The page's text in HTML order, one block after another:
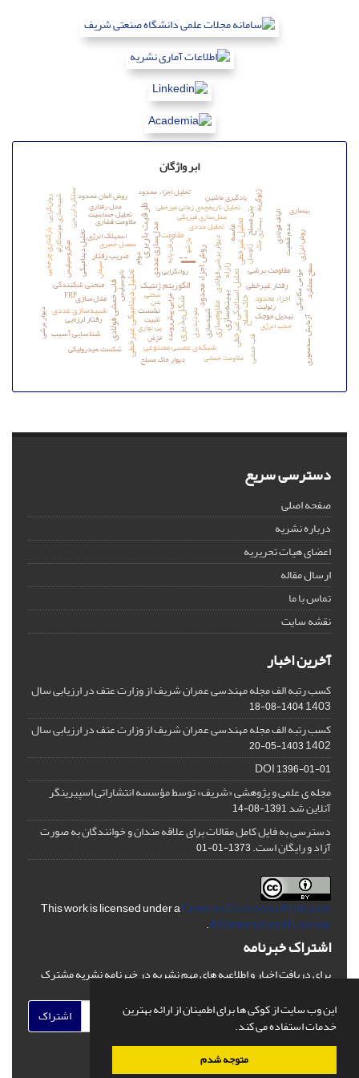
این وب سایت از کوکی ها برای اطمینان از ارائه بهترین
خدمات استفاده می کند.
متوجه شدم
ابر واژگان
- ظرفیت باربری
شکل‌پذیری بهینه‌سازی تحلیل دینامیکی غیرخطی
ماسه مدل‌سازی عددی
مقاوم‌سازی
-- تحلیل غیرخطی
روش اجزاء محدودالگوریتم ژنتیک تحلیل استاتیکی غیرخطی قاب خمشی فولادی
زلزله
مقاومت برشی
منحنی شکنندگی
خاک مسلح نشست
شبکه‌ی عصبی مصنوعی
تبدیل موجک
ضریب رفتار دیوار برشی فولادی
بتن مسلح
شبیه‌سازی عددی
مدل‌سازی
رفتار غیرخطی
اجزاء محدود
رفتار لرزه‌یی
مقاومت تحلیل دینامیکی
شناسایی آسیب
بتن
مقاومت فشاری تحلیل عددی
خرابی پیش‌رونده
نانوسیلیس
تحلیل تاریخچه‌ی زمانی غیرخطی
روانگرایی
نفوذپذیری دیوار برشی
میکروسیلیس
بهسازی خاک
خواص مکانیکی سیمان
الیاف فولادی استهلاک انرژی
سختی
شبیه‌سازی
عملکرد لرزه‌یی ژئوگرید
تثبیت
ژئوسل
زئولیت
مفصل خمیری
تحلیل حساسیت
شکست هیدرولیکی
پی نواری
عدم قطعیت
مدل‌سازی فیزیکی
یادگیری ماشین
مدل رفتاری شبیه‌سازی مونت‌کارلو روش المان محدود
بارگذاری چرخه‌یی
دیوار خاک مسلح
روش انرژی بازشو
آزمایش سه‌محوری جذب انرژی
تحلیل اجزاء محدود
بهسازی
قاب خمشی
دوام
روان‌گرایی
سطح عملکرد
خزش
مقاومت خمشی
F‌R‌P
برش پایه
دسترسی سریع
صفحه اصلی
درباره نشریه
اعضای هیات تحریریه
ارسال مقاله
تماس با ما
نقشه سایت
آخرین اخبار
کسب رتبه الف مجله مهندسی عمران شریف از وزارت عتف در ارزیابی سال
1403
1404-08-18
کسب رتبه الف مجله مهندسی عمران شریف از وزارت عتف در ارزیابی سال
1402
1403-05-20
DOI1396-01-01
مجله ی علمی و پژوهشی «شریف» توسط مؤسسه انتشاراتی اسپیرینگر
آنلاین شد1391-08-14
دسترسی به فایل کامل مقالات برای علاقه مندان و خوانندگان به صورت
آزاد و رایگان است.1373-01-01
This work is licensed under aCreative Commons Attribution
4.0 International License
.
اشتراک خبرنامه
برای دریافت اخبار و اطلاعیه های مهم نشریه در خبرنامه نشریه مشترک
اشتراک